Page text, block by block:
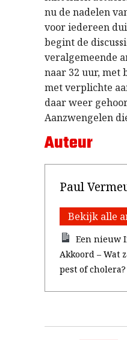
nu de nadelen
voor iedereen
begint de
veralgemeende
naar 32 uur, met
met verplichte
daar weer
Aanzwengelen
Auteur
Paul
Bekijk alle
Een nieuw
Akkoord – Wat
pest of cholera?